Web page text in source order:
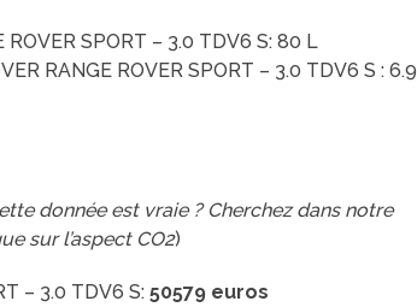
SPORT – 3.0 TDV6 S: 80 L
RANGE ROVER SPORT – 3.0 TDV6 S : 6.9
donnée est vraie ? Cherchez dans notre
sur l’aspect CO2)
– 3.0 TDV6 S: 50579 euros